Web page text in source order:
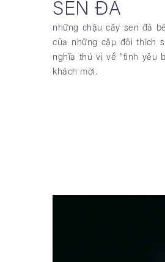
SEN ĐÁ
những chậu cây sen đá
của những cặp đôi thích
nghĩa thú vị về “tình yêu
khách mời.